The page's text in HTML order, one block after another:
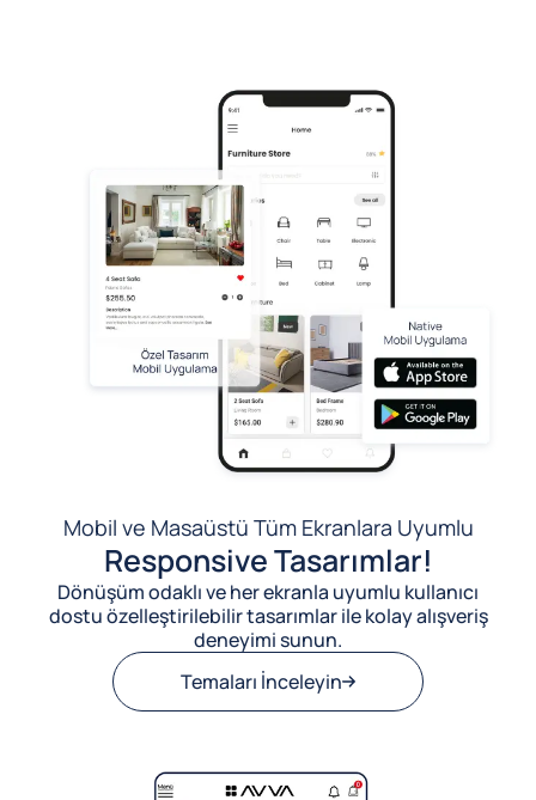
Mobil ve Masaüstü Tüm Ekranlara Uyumlu
Responsive Tasarımlar!
Dönüşüm odaklı ve her ekranla uyumlu kullanıcı
dostu özelleştirilebilir tasarımlar ile kolay alışveriş
deneyimi sunun.
Temaları İnceleyin